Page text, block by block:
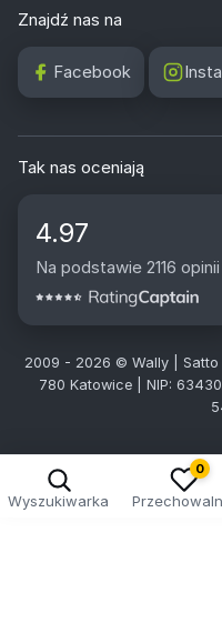
Znajdź nas na
Facebook
Tak nas oceniają
4.97
Na podstawie 2116 opinii
2009 - 2026 © Wally | Satto
780 Katowice | NIP:
Wyszukiwarka
0